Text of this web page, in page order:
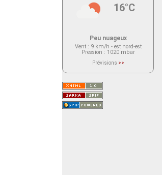
16°C
Peu nuageux
Vent: 9 km/h - est nord-est
Pression : 1020 mbar
Prévisions >>
actuellement aucune prévision
Saint-Nom.
Veuillez consulter le message du
service ci-dessous.
(401 - Invalid API key. Please see
https://openweathermap.org/faq#error401